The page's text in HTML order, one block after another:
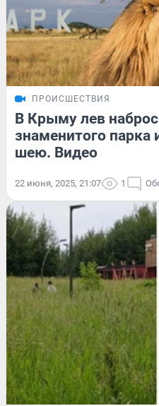
ПРОИСШЕСТВИЯ
В Крыму лев
знаменитого парка
шею. Видео
22 июня, 2025, 21:07 1